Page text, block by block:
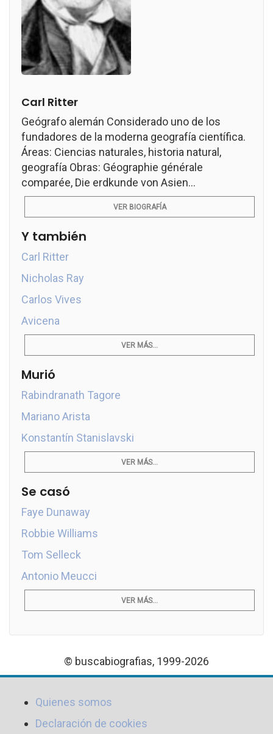
Carl Ritter
Geógrafo alemán Considerado uno de los
fundadores de la moderna geografía científica.
Áreas: Ciencias naturales, historia natural,
geografía Obras: Géographie générale
comparée, Die erdkunde von Asien...
VER BIOGRAFÍA
Y también
Carl Ritter
Nicholas Ray
Carlos Vives
Avicena
VER MÁS...
Murió
Rabindranath Tagore
Mariano Arista
Konstantín Stanislavski
VER MÁS...
Se casó
Faye Dunaway
Robbie Williams
Tom Selleck
Antonio Meucci
VER MÁS...
© buscabiografias, 1999-2026
Quienes somos
Declaración de cookies